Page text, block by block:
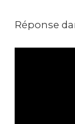
Réponse